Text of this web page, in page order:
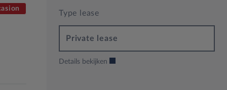
Type lease
Private lease
Details bekijken